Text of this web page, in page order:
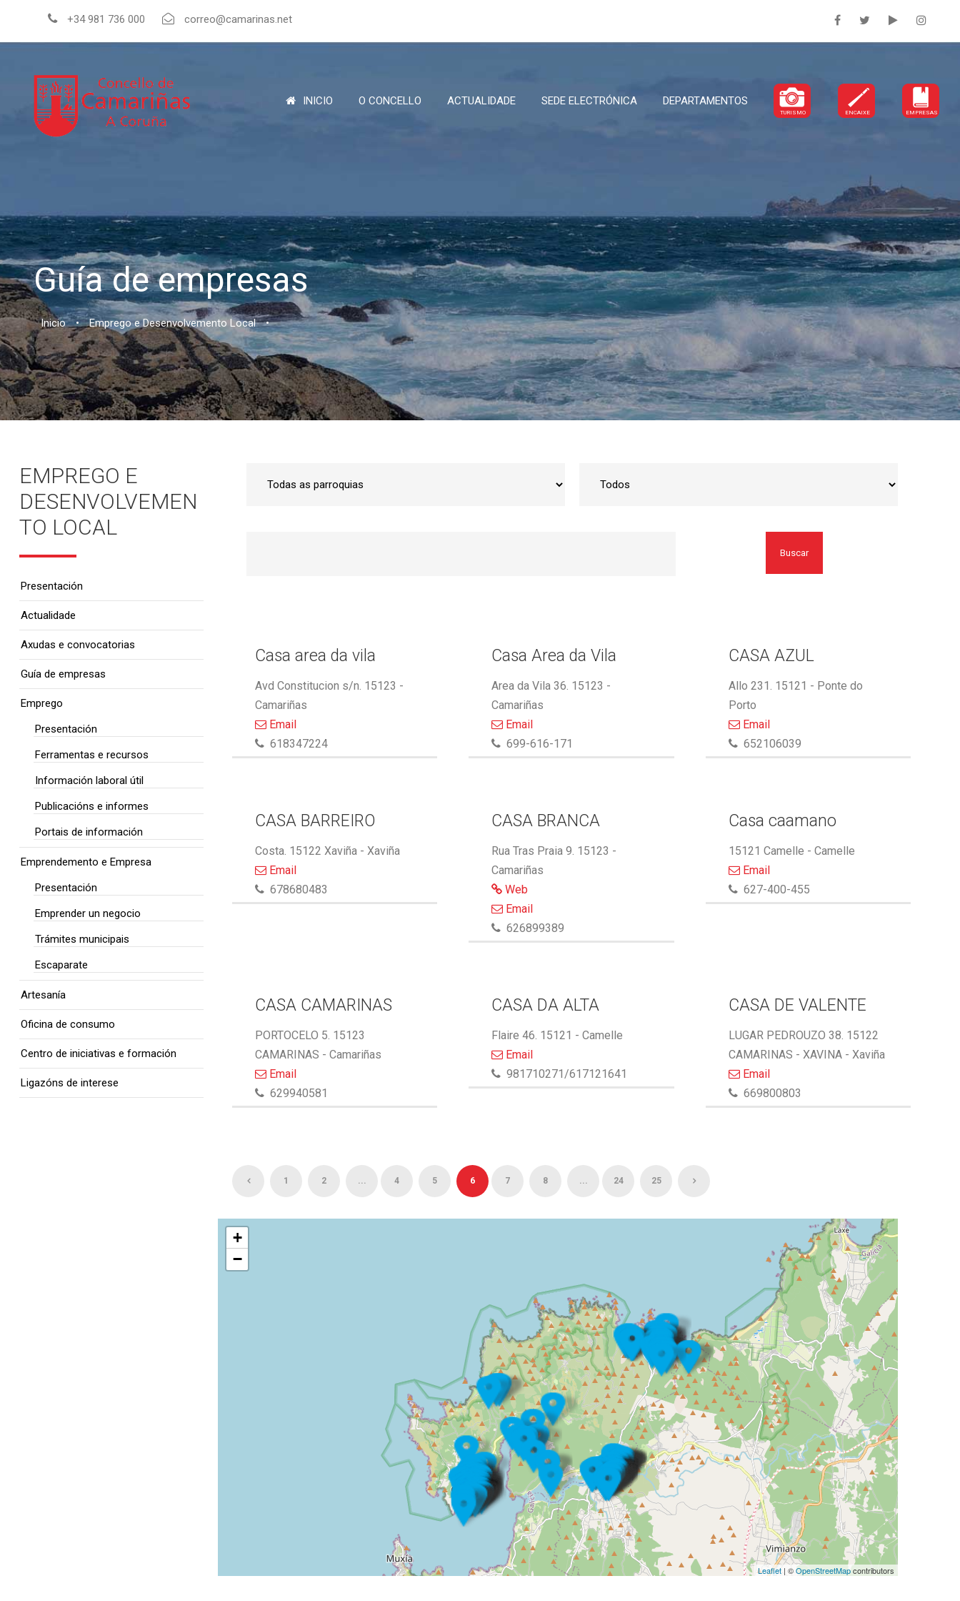
+34 981 736 000 correo@camarinas.net
INICIO O CONCELLO ACTUALIDADE SEDE ELECTRÓNICA DEPARTAMENTOS
TURISMO ENCAIXE EMPRESAS
Guía de empresas
Inicio • Emprego e Desenvolvemento Local •
Buscar
Casa area da vila
Avd Constitucion s/n. 15123 -
Camariñas
Email
618347224
Casa Area da Vila
Area da Vila 36. 15123 -
Camariñas
Email
699-616-171
CASA AZUL
Allo 231. 15121 - Ponte do
Porto
Email
652106039
CASA BARREIRO
Costa. 15122 Xaviña - Xaviña
Email
678680483
CASA BRANCA
Rua Tras Praia 9. 15123 -
Camariñas
Web
Email
626899389
Casa caamano
15121 Camelle - Camelle
Email
627-400-455
CASA CAMARINAS
PORTOCELO 5. 15123
CAMARINAS - Camariñas
Email
629940581
CASA DA ALTA
Flaire 46. 15121 - Camelle
Email
981710271/617121641
CASA DE VALENTE
LUGAR PEDROUZO 38. 15122
CAMARINAS - XAVINA - Xaviña
Email
669800803
1 2 ... 4 5 6 7 8 ... 24 25
+
−
Leaflet | ©OpenStreetMapcontributors
EMPREGO E
DESENVOLVEMEN
TO LOCAL
Presentación
Actualidade
Axudas e convocatorias
Guía de empresas
Emprego
Presentación
Ferramentas e recursos
Información laboral útil
Publicacións e informes
Portais de información
Emprendemento e Empresa
Presentación
Emprender un negocio
Trámites municipais
Escaparate
Artesanía
Oficina de consumo
Centro de iniciativas e formación
Ligazóns de interese